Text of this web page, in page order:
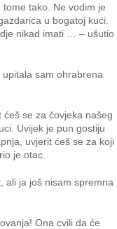
tako. Ne vodim je
u bogatoj kući.
nikad imati … – ušutio
sam ohrabrena
se za čovjeka našeg
Uvijek je pun gostiju
uvjerit ćeš se za koji
je otac.
ali ja još nisam spremna
Ona cvili da će